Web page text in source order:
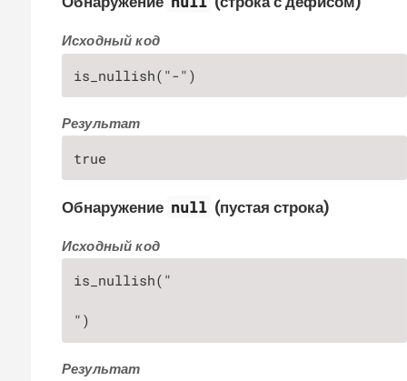
Исходный код
is_nullish("-")
Результат
true
Обнаружение null (пустая строка)
Исходный код
is_nullish("
")
Результат